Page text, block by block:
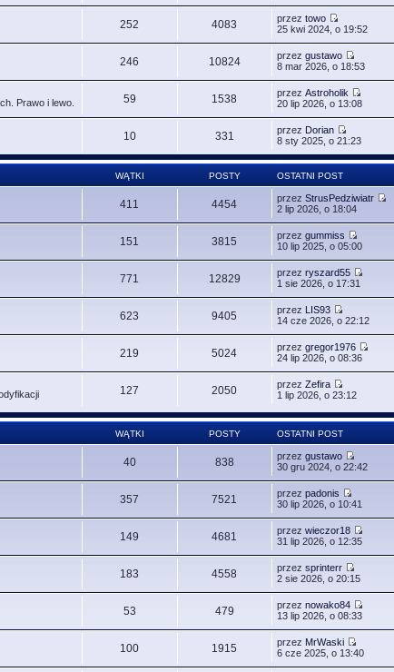
252 4083 przeztowo
25 kwi 2024, o 19:52
246 10824 przezgustawo
8 mar 2026, o 18:53
Prawo i lewo. 59 1538 przezAstroholik
20 lip 2026, o 13:08
10 331 przez Dorian
8 sty 2025, o 21:23
WĄTKI POSTY OSTATNI POST
411 4454 przezStrusPedziwiatr
2 lip 2026, o 18:04
151 3815 przezgummiss
10 lip 2025, o 05:00
771 12829 przezryszard55
1 sie 2026, o 17:31
623 9405 przez LIS93
14 cze 2026, o 22:12
219 5024 przezgregor1976
24 lip 2026, o 08:36
127 2050 przezZefira
1 lip 2026, o 23:12
WĄTKI POSTY OSTATNI POST
40 838 przezgustawo
30 gru 2024, o 22:42
357 7521 przezpadonis
30 lip 2026, o 10:41
149 4681 przezwieczor18
31 lip 2026, o 12:35
183 4558 przezsprinterr
2 sie 2026, o 20:15
53 479 przeznowako84
13 lip 2026, o 08:33
100 1915 przez MrWaski
6 cze 2025, o 13:40